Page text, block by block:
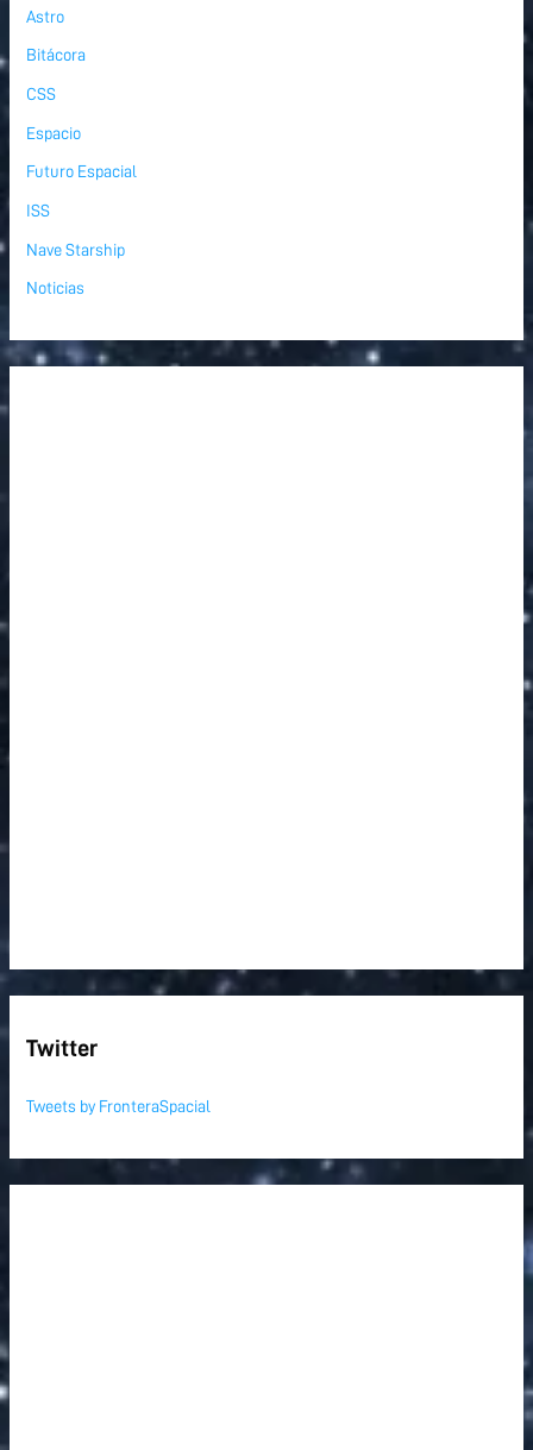
Astro
Bitácora
CSS
Espacio
Futuro Espacial
ISS
Nave Starship
Noticias
Twitter
Tweets by FronteraSpacial